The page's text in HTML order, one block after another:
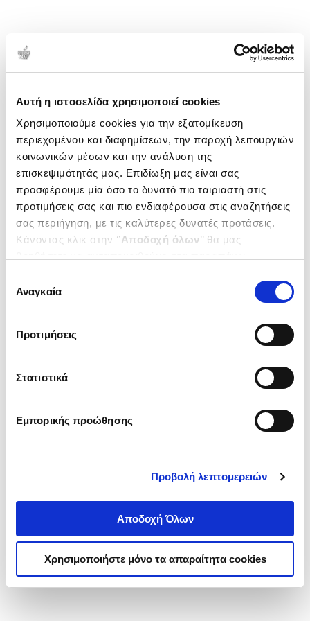
Αυτή η ιστοσελίδα χρησιμοποιεί cookies
Χρησιμοποιούμε cookies για την εξατομίκευση
περιεχομένου και διαφημίσεων, την παροχή λειτουργιών
κοινωνικών μέσων και την ανάλυση της
επισκεψιμότητάς μας. Επιδίωξη μας είναι σας
προσφέρουμε μία όσο το δυνατό πιο ταιριαστή στις
προτιμήσεις σας και πιο ενδιαφέρουσα στις αναζητήσεις
σας περιήγηση, με τις καλύτερες δυνατές προτάσεις.
Κάνοντας κλικ στην ‘’Αποδοχή όλων’’ θα μας
ενδιαφέρουν και να επιλέξετε από τα παρακάτω με την
΄΄και να ενημερωθείτε σχετικά με
συγκατάθεσης
Αναγκαία
Προτιμήσεις
Στατιστικά
Εμπορικής προώθησης
Προβολή λεπτομερειών
Αποδοχή Όλων
Χρησιμοποιήστε μόνο τα απαραίτητα cookies